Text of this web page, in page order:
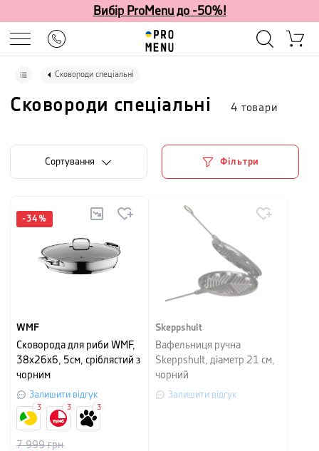
Вибір ProMenu до -50%!
Сковороди спеціальні
Сковороди спеціальні 4 товари
Сортування Фільтри
-34 %
WMF
Сковорода для риби WMF,
38x26x6, 5см, сріблястий з
чорним
Залишити відгук
7 999грн
3 3 3
Skeppshult
Вафельниця ручна
Skeppshult, діаметр 21 см,
чорний
Залишити відгук